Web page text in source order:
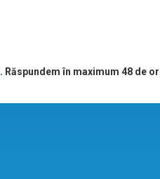
. Răspundem în maximum 48 de